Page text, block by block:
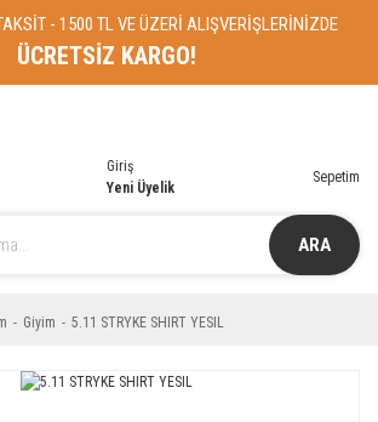
- 1500 TL VE ÜZERİ ALIŞVERİŞLERİNİZDE
ÜCRETSİZ KARGO!
ARA
Giriş
Yeni Üyelik
Sepetim
Giyim 5.11 STRYKE SHIRT YESIL